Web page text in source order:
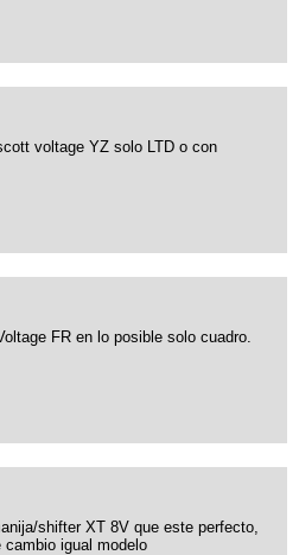
voltage YZ solo LTD o con
FR en lo posible solo cuadro.
shifter XT 8V que este perfecto,
cambio igual modelo